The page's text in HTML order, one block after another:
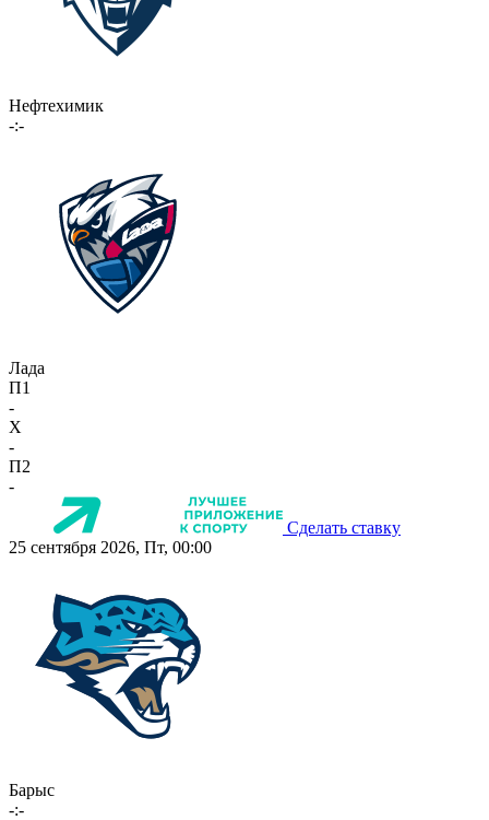
Нефтехимик
-:-
Лада
П1
-
X
-
П2
-
Сделать ставку
25 сентября 2026, Пт, 00:00
Барыс
-:-